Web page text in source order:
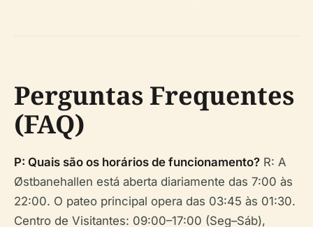
Perguntas Frequentes
(FAQ)
P: Quais são os horários de funcionamento? R: A
Østbanehallen está aberta diariamente das 7:00 às
22:00. O pateo principal opera das 03:45 às 01:30.
Centro de Visitantes: 09:00–17:00 (Seg–Sáb),